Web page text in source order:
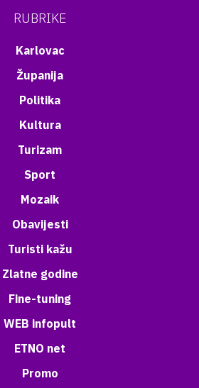
RUBRIKE
Karlovac
Županija
Politika
Kultura
Turizam
Sport
Mozaik
Obavijesti
Turisti kažu
Zlatne godine
Fine-tuning
WEB infopult
ETNO net
Promo